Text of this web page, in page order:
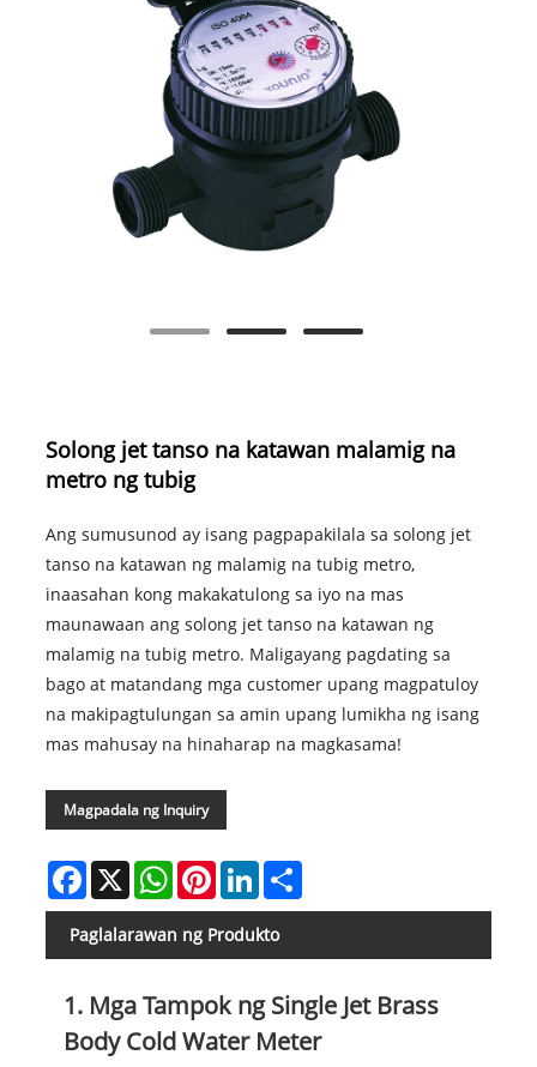
Solong jet tanso na katawan malamig na
metro ng tubig
Ang sumusunod ay isang pagpapakilala sa solong jet
tanso na katawan ng malamig na tubig metro,
inaasahan kong makakatulong sa iyo na mas
maunawaan ang solong jet tanso na katawan ng
malamig na tubig metro. Maligayang pagdating sa
bago at matandang mga customer upang magpatuloy
na makipagtulungan sa amin upang lumikha ng isang
mas mahusay na hinaharap na magkasama!
Magpadala ng Inquiry
Facebook
X WhatsAppPinterestLinkedInShare
Paglalarawan ng Produkto
1. Mga Tampok ng Single Jet Brass
Body Cold Water Meter